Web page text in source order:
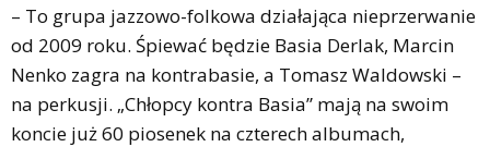
– To grupa jazzowo-folkowa działająca nieprzerwanie
od 2009 roku. Śpiewać będzie Basia Derlak, Marcin
Nenko zagra na kontrabasie, a Tomasz Waldowski –
na perkusji. „Chłopcy kontra Basia” mają na swoim
koncie już 60 piosenek na czterech albumach,